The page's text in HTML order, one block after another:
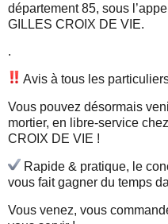
département 85, sous
GILLES CROIX DE VIE.
.
Avis à tous les
Vous pouvez désormais
mortier, en libre-service
CROIX DE VIE !
Rapide & pratique, le
vous fait gagner du temps
Vous venez, vous